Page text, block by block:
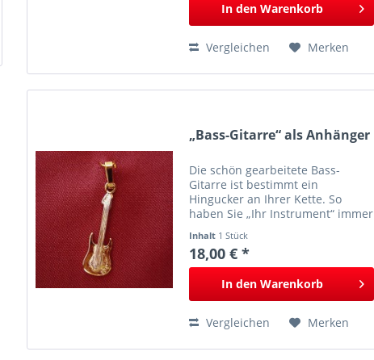
In den Warenkorb
Vergleichen Merken
„Bass-Gitarre“ als Anhänger
Die schön gearbeitete Bass-
Gitarre ist bestimmt ein
Hingucker an Ihrer Kette. So
haben Sie „Ihr Instrument“ immer
Inhalt 1 Stück
18,00 € *
In den Warenkorb
Vergleichen Merken